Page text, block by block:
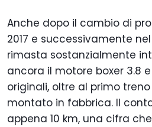
Anche dopo il cambio di
2017 e successivamente
rimasta sostanzialmente
ancora il motore boxer 3.8
originali, oltre al primo
montato in fabbrica. Il
appena 10 km, una cifra